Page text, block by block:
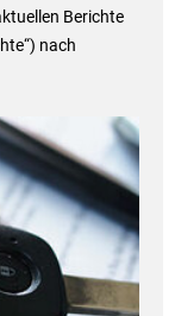
Berichte
nach